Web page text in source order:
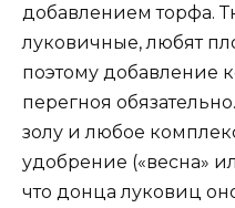
добавлением торфа.
луковичные, любят
поэтому добавление
перегноя
золу и любое
удобрение («весна»
что донца луковиц